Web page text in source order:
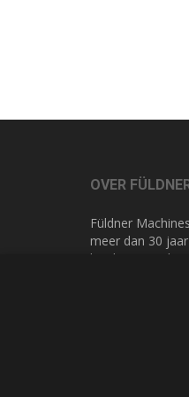
OVER
Füldner
meer dan 30